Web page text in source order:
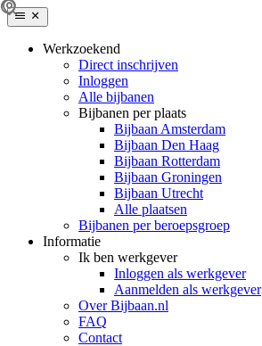
Werkzoekend
Direct inschrijven
Inloggen
Alle bijbanen
Bijbanen per plaats
Bijbaan Amsterdam
Bijbaan Den Haag
Bijbaan Rotterdam
Bijbaan Groningen
Bijbaan Utrecht
Alle plaatsen
Bijbanen per beroepsgroep
Informatie
Ik ben werkgever
Inloggen als werkgever
Aanmelden als werkgever
Over Bijbaan.nl
FAQ
Contact